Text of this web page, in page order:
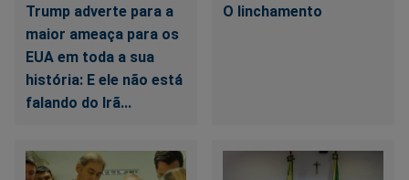
Trump adverte para a
maior ameaça para os
EUA em toda a sua
história: E ele não está
falando do Irã...
O linchamento